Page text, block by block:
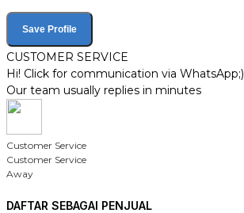
Save Profile
CUSTOMER SERVICE
Hi! Click for communication via WhatsApp;)
Our team usually replies in minutes
Customer Service
Customer Service
Away
DAFTAR SEBAGAI PENJUAL